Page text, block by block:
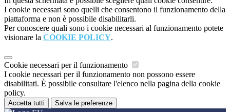
I cookie necessari sono quelli che consentono il funzionamento della
piattaforma e non è possibile disabilitarli.
Per conoscere quali sono i cookie necessari al funzionamento potete
visionare la COOKIE POLICY.
Cookie necessari per il funzionamento
I cookie necessari per il funzionamento non possono essere
disabilitati. È possibile consultare l'elenco nella pagina della cookie
policy.
Accetta tutti Salva le preferenze